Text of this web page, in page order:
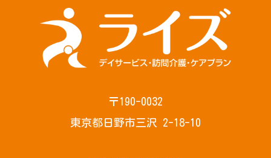
〒190-0032
東京都日野市三沢 2-18-10